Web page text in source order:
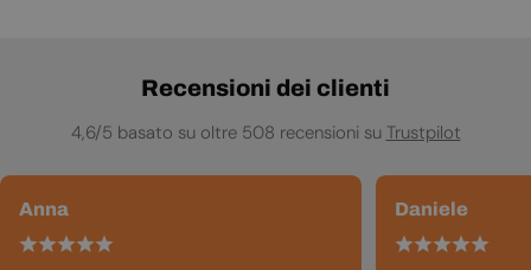
Recensioni dei clienti
4,6/5 basato su oltre 508 recensioni su Trustpilot
Anna Daniele